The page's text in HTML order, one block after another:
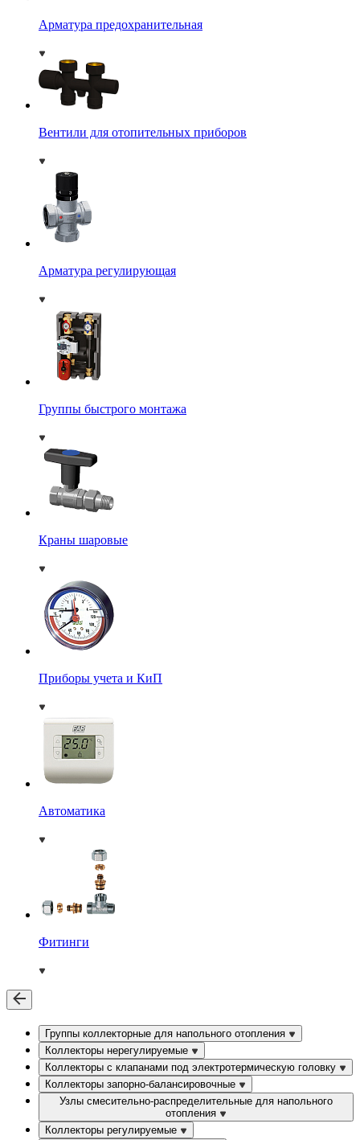
Арматура предохранительная
Вентили для отопительных приборов
Арматура регулирующая
Группы быстрого монтажа
Краны шаровые
Приборы учета и КиП
Автоматика
Фитинги
Группы коллекторные для напольного отопления
Коллекторы нерегулируемые
Коллекторы с клапанами под электротермическую головку
Коллекторы запорно-балансировочные
Узлы смесительно-распределительные для напольного
отопления
Коллекторы регулируемые